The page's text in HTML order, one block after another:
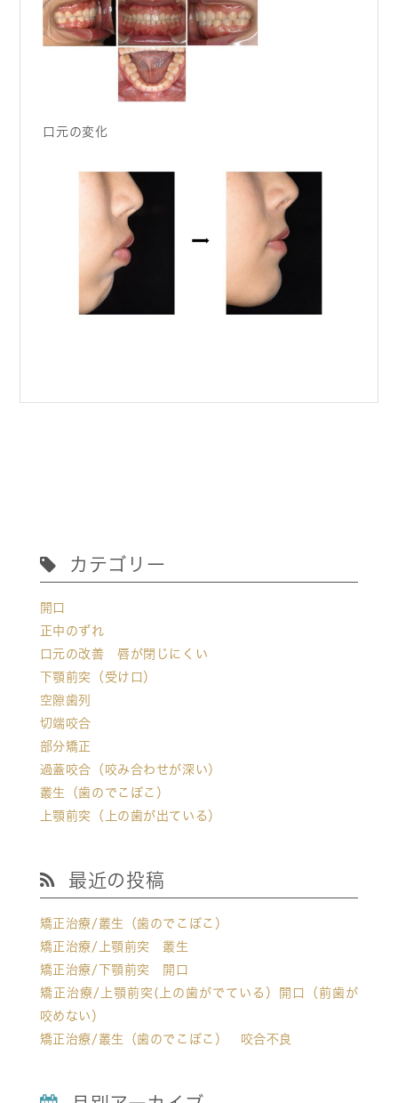
口元の変化
カテゴリー
開口
正中のずれ
口元の改善 唇が閉じにくい
下顎前突（受け口）
空隙歯列
切端咬合
部分矯正
過蓋咬合（咬み合わせが深い）
叢生（歯のでこぼこ）
上顎前突（上の歯が出ている）
最近の投稿
矯正治療/叢生（歯のでこぼこ）
矯正治療/上顎前突 叢生
矯正治療/下顎前突 開口
矯正治療/上顎前突(上の歯がでている）開口（前歯が
咬めない）
矯正治療/叢生（歯のでこぼこ） 咬合不良